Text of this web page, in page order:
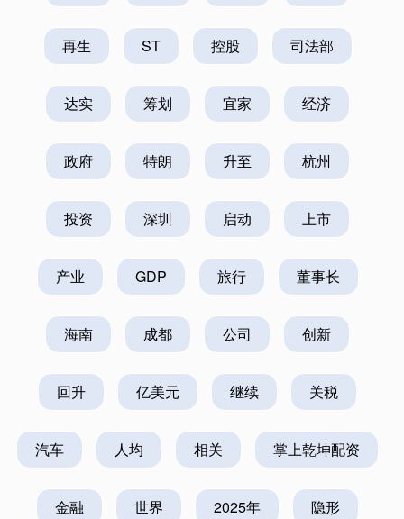
再生 ST 控股 司法部
达实 筹划 宜家 经济
政府 特朗 升至 杭州
投资 深圳 启动 上市
产业 GDP 旅行 董事长
海南 成都 公司 创新
回升 亿美元 继续 关税
汽车 人均 相关 掌上乾坤配资
金融 世界 2025年 隐形